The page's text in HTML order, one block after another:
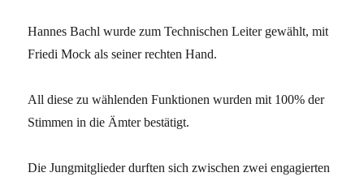
Hannes Bachl wurde zum Technischen Leiter gewählt, mit
Friedi Mock als seiner rechten Hand.
All diese zu wählenden Funktionen wurden mit 100% der
Stimmen in die Ämter bestätigt.
Die Jungmitglieder durften sich zwischen zwei engagierten